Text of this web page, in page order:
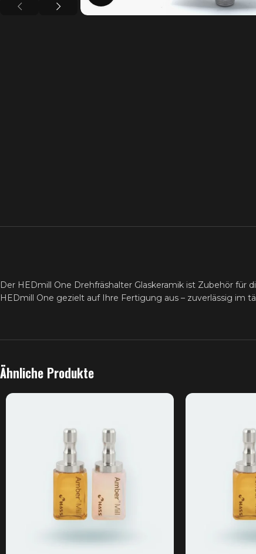
Der HEDmill One Drehfräshalter Glaskeramik ist Zubehör für
HEDmill One gezielt auf Ihre Fertigung aus – zuverlässig im
Ähnliche Produkte